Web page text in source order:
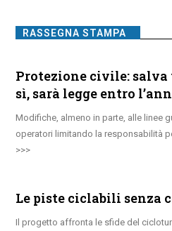
RASSEGNA STAMPA
Protezione civile:
sì, sarà legge entro
Modifiche, almeno in parte, alle linee
operatori limitando la responsabilità
Le piste ciclabili senza
Il progetto affronta le sfide del